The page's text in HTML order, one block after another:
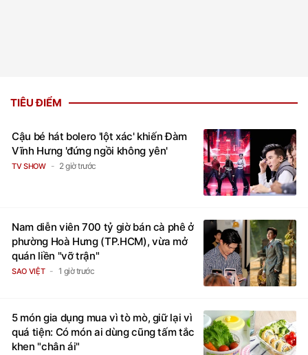
TIÊU ĐIỂM
Cậu bé hát bolero 'lột xác' khiến Đàm
Vĩnh Hưng 'đứng ngồi không yên'
TV SHOW 2 giờ trước
Nam diễn viên 700 tỷ giờ bán cà phê ở
phường Hoà Hưng (TP.HCM), vừa mở
quán liền "vỡ trận"
SAO VIỆT 1 giờ trước
5 món gia dụng mua vì tò mò, giữ lại vì
quá tiện: Có món ai dùng cũng tấm tắc
khen "chân ái"